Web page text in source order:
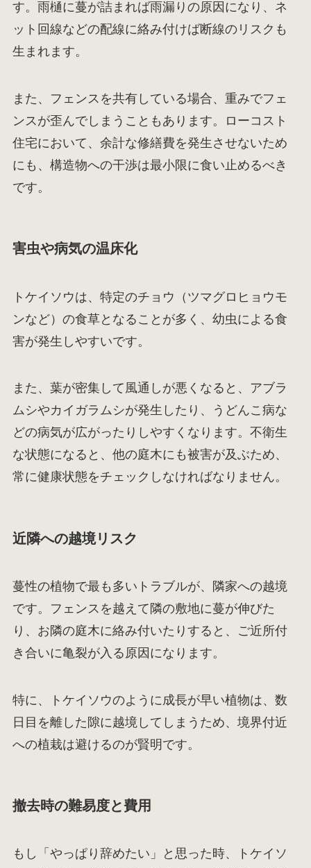
す。雨樋に蔓が詰まれば雨漏りの原因になり、ネ
ット回線などの配線に絡み付けば断線のリスクも
生まれます。
また、フェンスを共有している場合、重みでフェ
ンスが歪んでしまうこともあります。ローコスト
住宅において、余計な修繕費を発生させないため
にも、構造物への干渉は最小限に食い止めるべき
です。
害虫や病気の温床化
トケイソウは、特定のチョウ（ツマグロヒョウモ
ンなど）の食草となることが多く、幼虫による食
害が発生しやすいです。
また、葉が密集して風通しが悪くなると、アブラ
ムシやカイガラムシが発生したり、うどんこ病な
どの病気が広がったりしやすくなります。不衛生
な状態になると、他の庭木にも被害が及ぶため、
常に健康状態をチェックしなければなりません。
近隣への越境リスク
蔓性の植物で最も多いトラブルが、隣家への越境
です。フェンスを越えて隣の敷地に蔓が伸びた
り、お隣の庭木に絡み付いたりすると、ご近所付
き合いに亀裂が入る原因になります。
特に、トケイソウのように成長が早い植物は、数
日目を離した隙に越境してしまうため、境界付近
への植栽は避けるのが賢明です。
撤去時の難易度と費用
もし「やっぱり辞めたい」と思った時、トケイソ